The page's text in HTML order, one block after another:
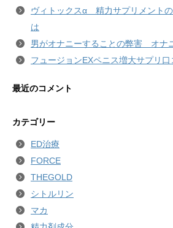
ヴィトックスα 精力サプリメント
は
男がオナニーすることの弊害 オナ
フュージョンEXペニス増大サプリ口
最近のコメント
カテゴリー
ED治療
FORCE
THEGOLD
シトルリン
マカ